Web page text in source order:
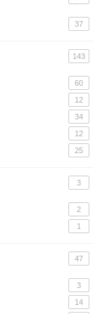
37
143
60
12
34
12
25
3
2
1
47
3
14